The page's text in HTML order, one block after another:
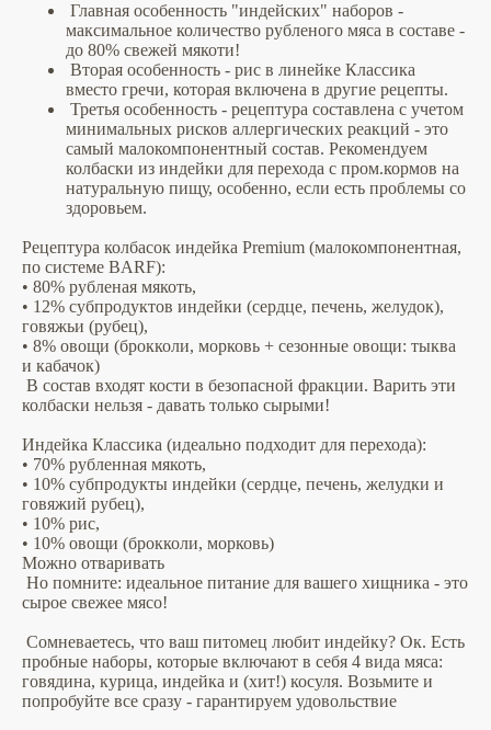
Главная особенность "индейских" наборов -
максимальное количество рубленого мяса в составе -
до 80% свежей мякоти!
Вторая особенность - рис в линейке Классика
вместо гречи, которая включена в другие рецепты.
Третья особенность - рецептура составлена с учетом
минимальных рисков аллергических реакций - это
самый малокомпонентный состав. Рекомендуем
колбаски из индейки для перехода с пром.кормов на
натуральную пищу, особенно, если есть проблемы со
здоровьем.
Рецептура колбасок индейка Premium (малокомпонентная,
по системе BARF):
• 80% рубленая мякоть,
• 12% субпродуктов индейки (сердце, печень, желудок),
говяжьи (рубец),
• 8% овощи (брокколи, морковь + сезонные овощи: тыква
и кабачок)
В состав входят кости в безопасной фракции. Варить эти
колбаски нельзя - давать только сырыми!
Индейка Классика (идеально подходит для перехода):
• 70% рубленная мякоть,
• 10% субпродукты индейки (сердце, печень, желудки и
говяжий рубец),
• 10% рис,
• 10% овощи (брокколи, морковь)
Можно отваривать
Но помните: идеальное питание для вашего хищника - это
сырое свежее мясо!
Сомневаетесь, что ваш питомец любит индейку? Ок. Есть
пробные наборы, которые включают в себя 4 вида мяса:
говядина, курица, индейка и (хит!) косуля. Возьмите и
попробуйте все сразу - гарантируем удовольствие